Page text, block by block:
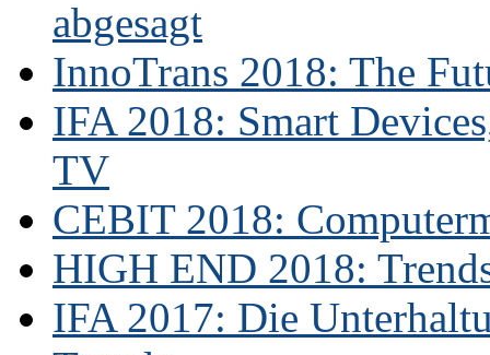
abgesagt
InnoTrans 2018: The
IFA 2018: Smart
TV
CEBIT 2018:
HIGH END 2018:
IFA 2017: Die